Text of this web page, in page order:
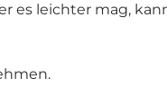
es leichter mag,